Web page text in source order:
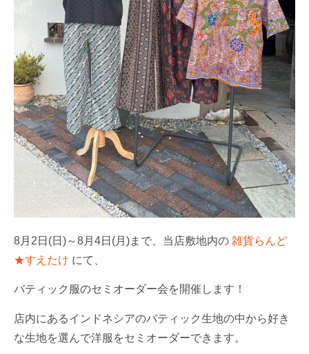
8月2日(日)～8月4日(月)まで、当店敷地内の 雑貨らんど
★すえたけ にて、
バティック服のセミオーダー会を開催します！
店内にあるインドネシアのバティック生地の中から好き
な生地を選んで洋服をセミオーダーできます。